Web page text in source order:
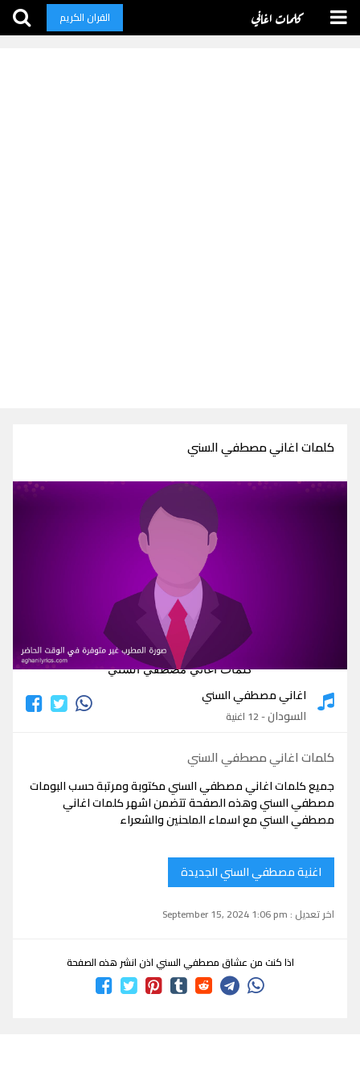
كلمات اغاني القران الكريم
كلمات اغاني مصطفي السني
كلمات اغاني مصطفي السني
اغاني مصطفي السني
السودان- 12 اغنية
كلمات اغاني مصطفي السني
جميع كلمات اغاني مصطفي السني مكتوبة ومرتبة حسب البومات
مصطفي السني وهذه الصفحة تتضمن اشهر كلمات اغاني
مصطفي السني مع اسماء الملحنين والشعراء
اغنية مصطفي السني الجديدة
اخر تعديل : September 15, 2024 1:06 pm
اذا كنت من عشاق مصطفي السني اذن انشر هذه الصفحة